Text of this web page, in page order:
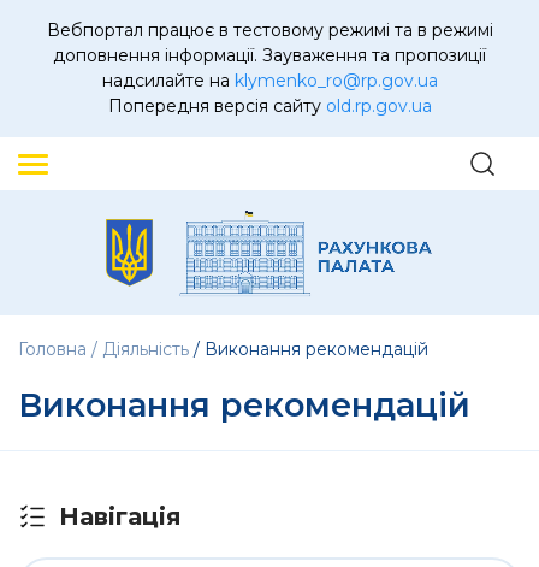
Вебпортал працює в тестовому режимі та в режимі
доповнення інформації. Зауваження та пропозиції
надсилайте на klymenko_ro@rp.gov.ua
Попередня версія сайту old.rp.gov.ua
Головна Діяльність Виконання рекомендацій
Виконання рекомендацій
Навігація